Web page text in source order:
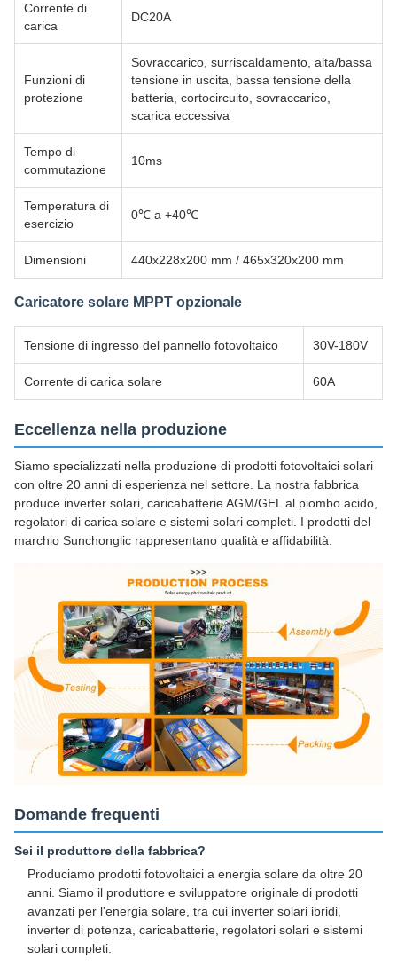
Corrente di
carica
DC20A
Funzioni di
protezione
Sovraccarico, surriscaldamento, alta/bassa
tensione in uscita, bassa tensione della
batteria, cortocircuito, sovraccarico,
scarica eccessiva
Tempo di
commutazione
10ms
Temperatura di
esercizio
0℃ a +40℃
Dimensioni 440x228x200 mm / 465x320x200 mm
Caricatore solare MPPT opzionale
Tensione di ingresso del pannello fotovoltaico 30V-180V
Corrente di carica solare 60A
Eccellenza nella produzione
Siamo specializzati nella produzione di prodotti fotovoltaici solari
con oltre 20 anni di esperienza nel settore. La nostra fabbrica
produce inverter solari, caricabatterie AGM/GEL al piombo acido,
regolatori di carica solare e sistemi solari completi. I prodotti del
marchio Sunchonglic rappresentano qualità e affidabilità.
Domande frequenti
Sei il produttore della fabbrica?
Produciamo prodotti fotovoltaici a energia solare da oltre 20
anni. Siamo il produttore e sviluppatore originale di prodotti
avanzati per l'energia solare, tra cui inverter solari ibridi,
inverter di potenza, caricabatterie, regolatori solari e sistemi
solari completi.